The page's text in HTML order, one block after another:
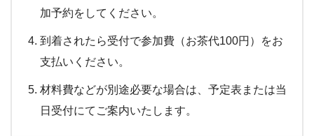
加予約をしてください。
到着されたら受付で参加費（お茶代100円）をお
支払いください。
材料費などが別途必要な場合は、予定表または当
日受付にてご案内いたします。